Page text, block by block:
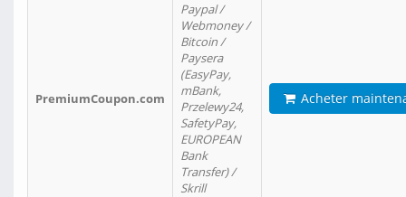
PremiumCoupon.com
Paypal /
Webmoney /
Bitcoin /
Paysera
(EasyPay,
mBank,
Przelewy24,
SafetyPay,
EUROPEAN
Bank
Transfer) /
Skrill
Acheter